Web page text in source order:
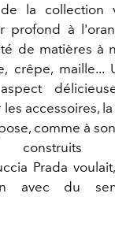
la collection
profond à
de matières à
crêpe, maille...
les accessoires,
comme à
Prada
avec du